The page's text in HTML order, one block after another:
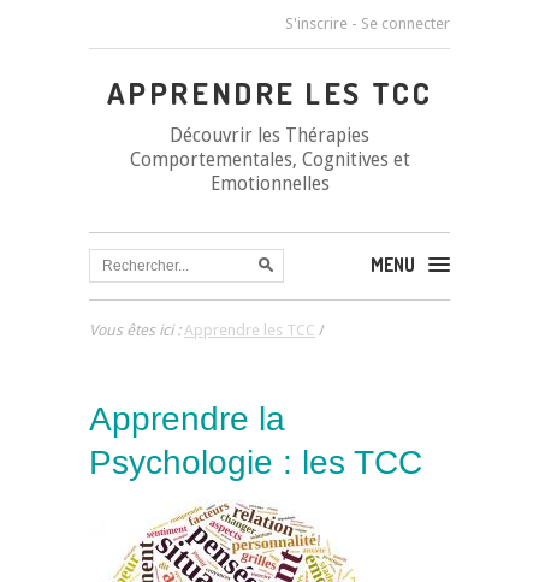
S'inscrire - Se connecter
APPRENDRE LES TCC
Découvrir les Thérapies
Comportementales, Cognitives et
Emotionnelles
MENU
Vous êtes ici :Apprendre les TCC /
Apprendre la
Psychologie : les TCC